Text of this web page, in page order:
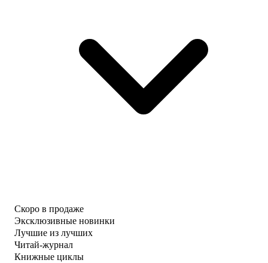
Скоро в продаже
Эксклюзивные новинки
Лучшие из лучших
Читай-журнал
Книжные циклы